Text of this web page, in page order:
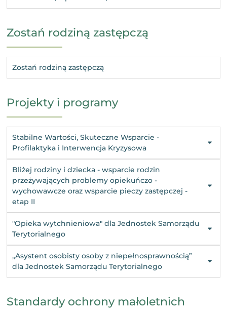
Zostań rodziną zastępczą
Zostań rodziną zastępczą
Projekty i programy
Stabilne Wartości, Skuteczne Wsparcie -
Profilaktyka i Interwencja Kryzysowa
Bliżej rodziny i dziecka - wsparcie rodzin
przeżywających problemy opiekuńczo -
wychowawcze oraz wsparcie pieczy zastępczej -
etap II
"Opieka wytchnieniowa" dla Jednostek Samorządu
Terytorialnego
„Asystent osobisty osoby z niepełnosprawnością”
dla Jednostek Samorządu Terytorialnego
Standardy ochrony małoletnich